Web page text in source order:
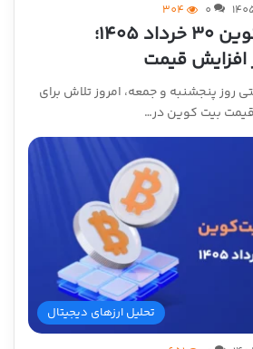
0
304
پیش بینی بیت کوین ۳۰ خرداد ۱۴۰۵؛
قیمت
پنجشنبه و جمعه، امروز تلاش برای
بیت کوین در…
تحلیل ارزهای دیجیتال